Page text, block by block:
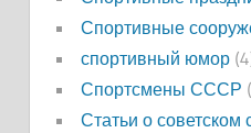
Спортивные
спортивный юмор
Спортсмены СССР
Статьи о советском